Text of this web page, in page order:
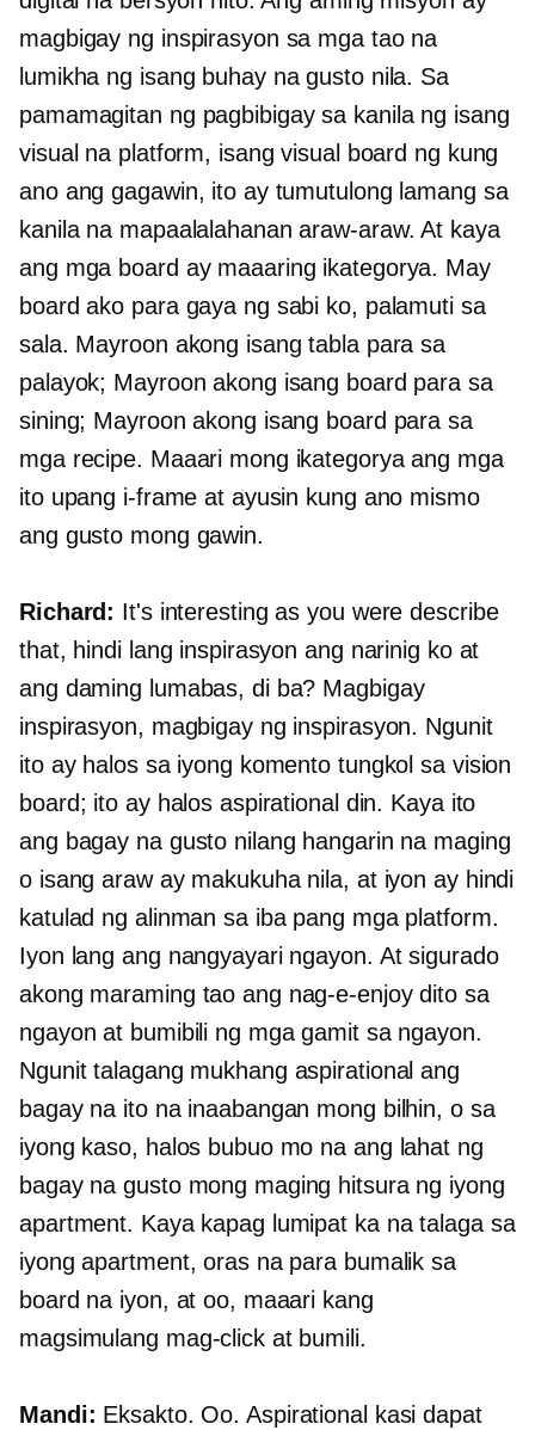
magbigay ng inspirasyon sa mga tao na
lumikha ng isang buhay na gusto nila. Sa
pamamagitan ng pagbibigay sa kanila ng isang
visual na platform, isang visual board ng kung
ano ang gagawin, ito ay tumutulong lamang sa
kanila na mapaalalahanan araw-araw. At kaya
ang mga board ay maaaring ikategorya. May
board ako para gaya ng sabi ko, palamuti sa
sala. Mayroon akong isang tabla para sa
palayok; Mayroon akong isang board para sa
sining; Mayroon akong isang board para sa
mga recipe. Maaari mong ikategorya ang mga
ito upang i-frame at ayusin kung ano mismo
ang gusto mong gawin.
Richard: It's interesting as you were describe
that, hindi lang inspirasyon ang narinig ko at
ang daming lumabas, di ba? Magbigay
inspirasyon, magbigay ng inspirasyon. Ngunit
ito ay halos sa iyong komento tungkol sa vision
board; ito ay halos aspirational din. Kaya ito
ang bagay na gusto nilang hangarin na maging
o isang araw ay makukuha nila, at iyon ay hindi
katulad ng alinman sa iba pang mga platform.
Iyon lang ang nangyayari ngayon. At sigurado
akong maraming tao ang nag-e-enjoy dito sa
ngayon at bumibili ng mga gamit sa ngayon.
Ngunit talagang mukhang aspirational ang
bagay na ito na inaabangan mong bilhin, o sa
iyong kaso, halos bubuo mo na ang lahat ng
bagay na gusto mong maging hitsura ng iyong
apartment. Kaya kapag lumipat ka na talaga sa
iyong apartment, oras na para bumalik sa
board na iyon, at oo, maaari kang
magsimulang mag-click at bumili.
Mandi: Eksakto. Oo. Aspirational kasi dapat